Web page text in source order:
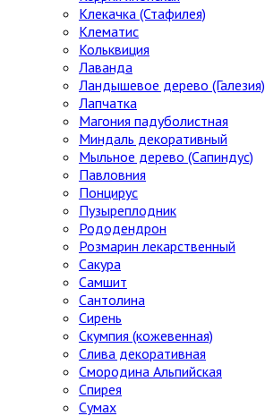
Клекачка (Стафилея)
Клематис
Кольквиция
Лаванда
Ландышевое дерево (Галезия)
Лапчатка
Магония падуболистная
Миндаль декоративный
Мыльное дерево (Сапиндус)
Павловния
Понцирус
Пузыреплодник
Рододендрон
Розмарин лекарственный
Сакура
Самшит
Сантолина
Сирень
Скумпия (кожевенная)
Слива декоративная
Смородина Альпийская
Спирея
Сумах